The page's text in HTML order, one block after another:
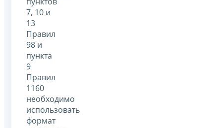
7, 10 и
13
Правил
98 и
пункта
9
Правил
1160
необходимо
использовать
формат